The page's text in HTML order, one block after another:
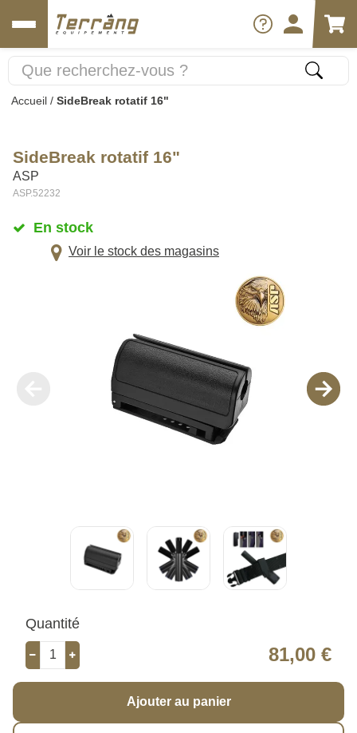
Accueil / SideBreak rotatif 16"
SideBreak rotatif 16"
ASP
ASP.52232
En stock
Voir le stock des magasins
Quantité
81,00 €
Ajouter au panier